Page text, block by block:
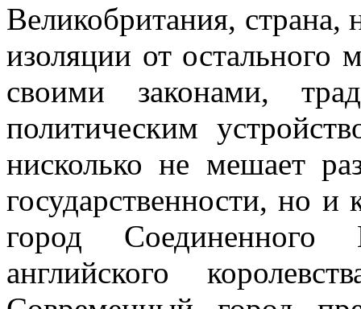
Великобритания, страна,
изоляции от остального
своими законами,
политическим
нисколько не мешает
государственности, но и
город Соединенного
английского